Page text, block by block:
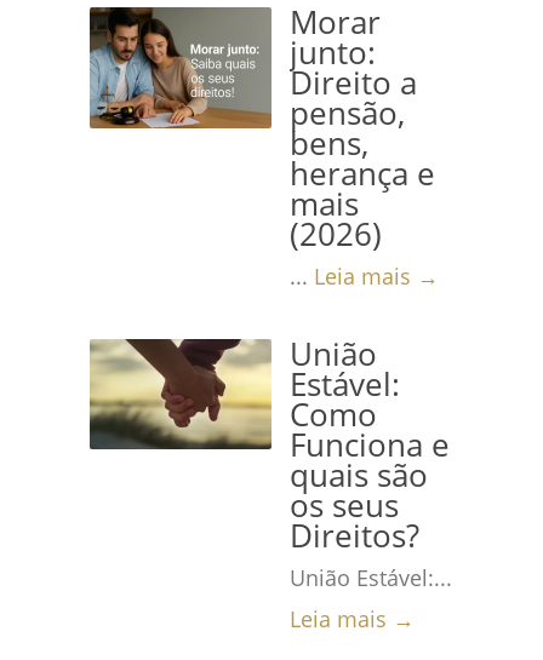
Morar
junto:
Direito a
pensão,
bens,
herança e
mais
(2026)
... Leia mais →
União
Estável:
Como
Funciona e
quais são
os seus
Direitos?
União Estável:...
Leia mais →